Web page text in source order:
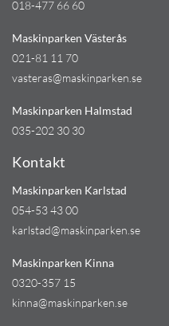
018-477 66 60
Maskinparken Västerås
021-81 11 70
vasteras@maskinparken.se
Maskinparken Halmstad
035-202 30 30
Kontakt
Maskinparken Karlstad
054-53 43 00
karlstad@maskinparken.se
Maskinparken Kinna
0320-357 15
kinna@maskinparken.se